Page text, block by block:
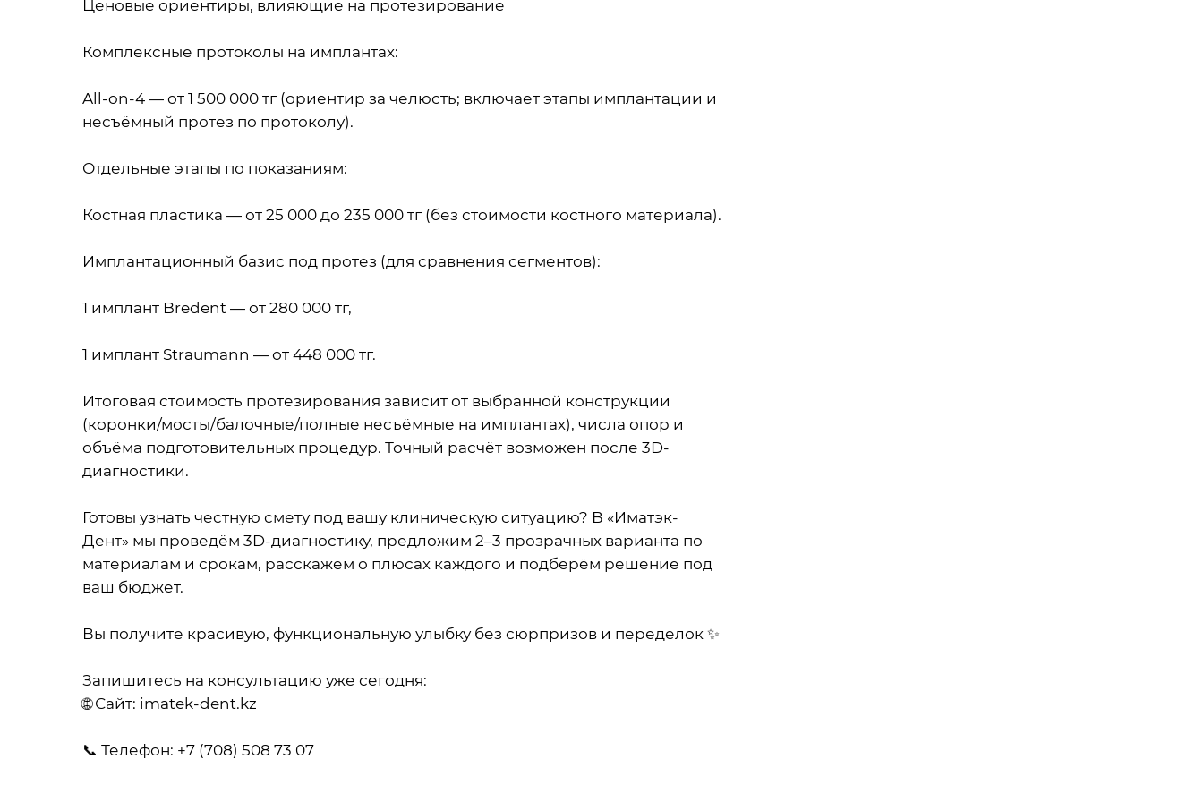
Ценовые ориентиры, влияющие на протезирование
Комплексные протоколы на имплантах:
All-on-4 — от 1 500 000 тг (ориентир за челюсть; включает этапы имплантации и
несъёмный протез по протоколу).
Отдельные этапы по показаниям:
Костная пластика — от 25 000 до 235 000 тг (без стоимости костного материала).
Имплантационный базис под протез (для сравнения сегментов):
1 имплант Bredent — от 280 000 тг,
1 имплант Straumann — от 448 000 тг.
Итоговая стоимость протезирования зависит от выбранной конструкции
(коронки/мосты/балочные/полные несъёмные на имплантах), числа опор и
объёма подготовительных процедур. Точный расчёт возможен после 3D-
диагностики.
Готовы узнать честную смету под вашу клиническую ситуацию? В «Иматэк-
Дент» мы проведём 3D-диагностику, предложим 2–3 прозрачных варианта по
материалам и срокам, расскажем о плюсах каждого и подберём решение под
ваш бюджет.
Вы получите красивую, функциональную улыбку без сюрпризов и переделок ✨
Запишитесь на консультацию уже сегодня:
🌐 Сайт: imatek-dent.kz
📞 Телефон: +7 (708) 508 73 07